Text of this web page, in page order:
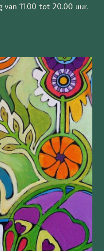
11.00 tot 20.00 uur.